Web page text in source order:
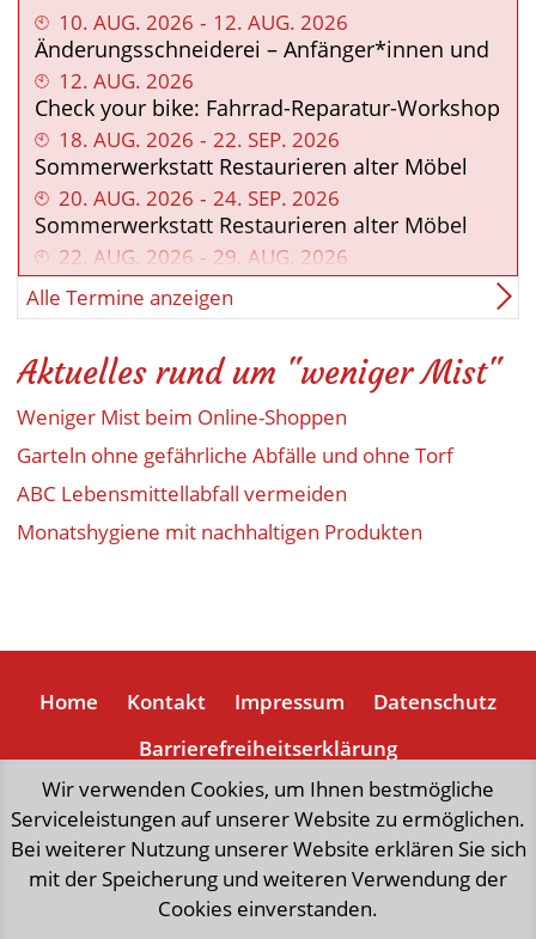
10.AUG.2026 ‐ 12.AUG.2026
Änderungsschneiderei – Anfänger*innen und
leicht Fortgeschrittene
12.AUG.2026
Check your bike: Fahrrad-Reparatur-Workshop
18.AUG.2026 ‐ 22. SEP.2026
Sommerwerkstatt Restaurieren alter Möbel
und Möbelbau - Vormittagskurs
20.AUG.2026 ‐ 24. SEP.2026
Sommerwerkstatt Restaurieren alter Möbel
und Möbelbau - Nachmittagskurs
22. AUG. 2026 ‐ 29. AUG. 2026
Einführung in Elektrotechnik und Elektronik 1
27.AUG.2026
- Anmeldung erforderlich!
01.SEP.2026
Do it yourself! Werkzeugkunde in der Praxis
01. SEP.2026
Repair Café vom Repair Team im MILA
03.SEP.2026
NachhaltigkeitsFest 2026
SEP
Werkcafe von Werkimpuls
Innovationstreiber Kreislaufwirtschaft
22.SEP.2026
Regulatorik trifft Praxis: ESG, Reporting &
Umweltvorgaben für Unternehmen – ein
Überblick
24.SEP .2026
Repaircafé im Kulturhaus Brotfabrik
2026
Alle Termine anzeigen
Aktuelles rund um "weniger Mist"
Weniger Mist beim Online-Shoppen
Garteln ohne gefährliche Abfälle und ohne Torf
ABC Lebensmittellabfall vermeiden
Monatshygiene mit nachhaltigen Produkten
Home Kontakt Impressum
Datenschutz
Barrierefreiheitserklärung
„natürlich weniger Mist“,eine Initiative der Stadt Wien,
forciert richtungsweisende Aktivitäten
zur Schonung wertvoller Ressourcen und
Wir verwenden Cookies, um Ihnen bestmögliche
Serviceleistungen auf unserer Website zu ermöglichen.
Bei weiterer Nutzung unserer Website erklären Sie sich
mit der Speicherung und weiteren Verwendung der
Cookies einverstanden.